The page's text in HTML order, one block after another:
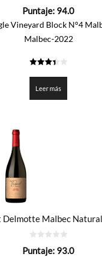
de
Puntaje: 94.0
Vineyard Block N°4
Malbec-2022
Leer más
Delmotte Malbec
de
Puntaje: 93.0